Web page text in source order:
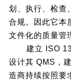
划、执行、检查
合规。因此它本
文件化的质量管
建立 ISO
设计其 QMS，
造商持续按照要